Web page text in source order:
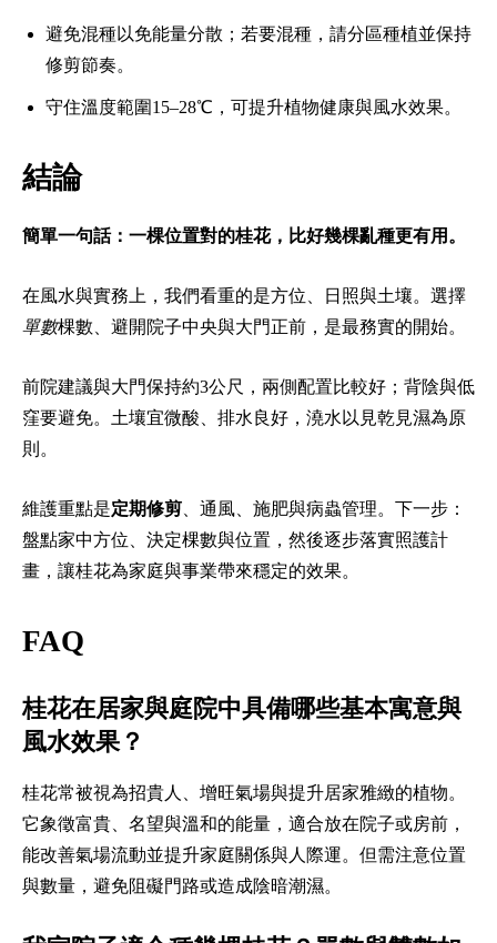
避免混種以免能量分散；若要混種，請分區種植並保持
修剪節奏。
守住溫度範圍15–28℃，可提升植物健康與風水效果。
結論
簡單一句話：一棵位置對的桂花，比好幾棵亂種更有用。
在風水與實務上，我們看重的是方位、日照與土壤。選擇
單數棵數、避開院子中央與大門正前，是最務實的開始。
前院建議與大門保持約3公尺，兩側配置比較好；背陰與低
窪要避免。土壤宜微酸、排水良好，澆水以見乾見濕為原
則。
維護重點是定期修剪、通風、施肥與病蟲管理。下一步：
盤點家中方位、決定棵數與位置，然後逐步落實照護計
畫，讓桂花為家庭與事業帶來穩定的效果。
FAQ
桂花在居家與庭院中具備哪些基本寓意與
風水效果？
桂花常被視為招貴人、增旺氣場與提升居家雅緻的植物。
它象徵富貴、名望與溫和的能量，適合放在院子或房前，
能改善氣場流動並提升家庭關係與人際運。但需注意位置
與數量，避免阻礙門路或造成陰暗潮濕。